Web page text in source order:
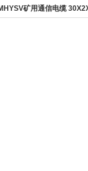
矿用通信电缆